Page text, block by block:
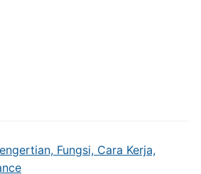
Fungsi, Cara Kerja,